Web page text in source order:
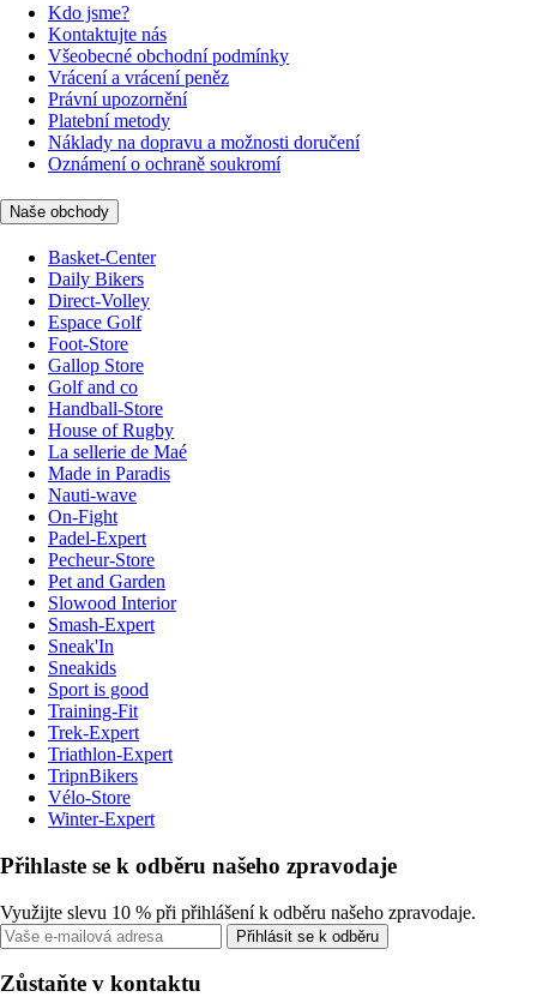
Kdo jsme?
Kontaktujte nás
Všeobecné obchodní podmínky
Vrácení a vrácení peněz
Právní upozornění
Platební metody
Náklady na dopravu a možnosti doručení
Oznámení o ochraně soukromí
Naše obchody
Basket-Center
Daily Bikers
Direct-Volley
Espace Golf
Foot-Store
Gallop Store
Golf and co
Handball-Store
House of Rugby
La sellerie de Maé
Made in Paradis
Nauti-wave
On-Fight
Padel-Expert
Pecheur-Store
Pet and Garden
Slowood Interior
Smash-Expert
Sneak'In
Sneakids
Sport is good
Training-Fit
Trek-Expert
Triathlon-Expert
TripnBikers
Vélo-Store
Winter-Expert
Přihlaste se k odběru našeho zpravodaje
Využijte slevu 10 % při přihlášení k odběru našeho zpravodaje.
Přihlásit se k odběru
Zůstaňte v kontaktu